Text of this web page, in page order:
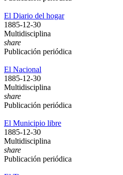
El Diario del hogar
1885-12-30
Multidisciplina
share
Publicación periódica
El Nacional
1885-12-30
Multidisciplina
share
Publicación periódica
El Municipio libre
1885-12-30
Multidisciplina
share
Publicación periódica